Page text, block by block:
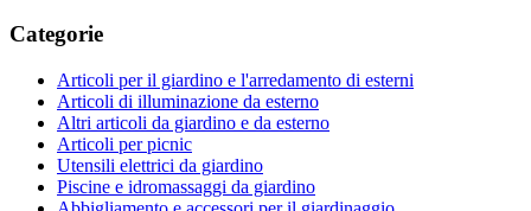
Categorie
Articoli per il giardino e l'arredamento di esterni
Articoli di illuminazione da esterno
Altri articoli da giardino e da esterno
Articoli per picnic
Utensili elettrici da giardino
Piscine e idromassaggi da giardino